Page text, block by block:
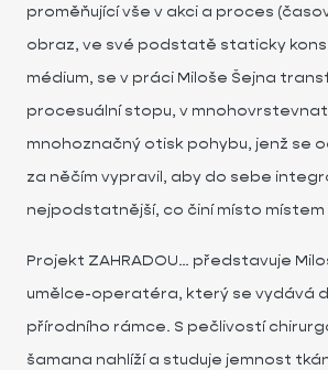
proměňující vše v akci a proces
obraz, ve své podstatě staticky
médium, se v práci Miloše Šejna
procesuální stopu, v
mnohoznačný otisk pohybu, jenž se
za něčím vypravil, aby do sebe
nejpodstatnější, co činí místo místem
Projekt ZAHRADOU… představuje
umělce-operatéra, který se vydává
přírodního rámce. S pečlivostí
šamana nahlíží a studuje jemnost